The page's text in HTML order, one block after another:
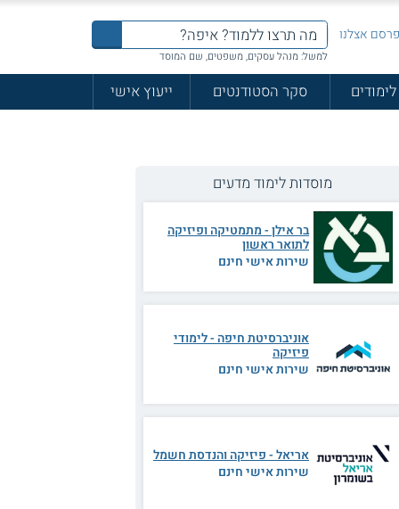
אצלנו
למשל: מנהל עסקים, משפטים, שם המוסד
סקר הסטודנטים ייעוץ אישי
מוסדות לימוד מדעים
בר אילן - מתמטיקה ופיזיקה
לתואר ראשון
שירות אישי חינם
אוניברסיטת חיפה - לימודי
פיזיקה
שירות אישי חינם
אריאל - פיזיקה והנדסת חשמל
שירות אישי חינם